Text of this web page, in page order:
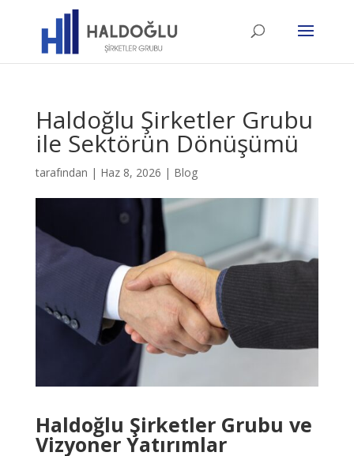
Haldoğlu Şirketler Grubu
ile Sektörün Dönüşümü
tarafından | Haz 8, 2026 | Blog
Haldoğlu Şirketler Grubu ve
Vizyoner Yatırımlar